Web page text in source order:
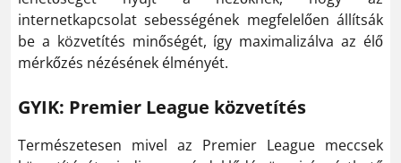
internetkapcsolat sebességének megfelelően állítsák
be a közvetítés minőségét, így maximalizálva az élő
mérkőzés nézésének élményét.
GYIK: Premier League közvetítés
Természetesen mivel az Premier League meccsek